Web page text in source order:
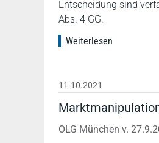
Entscheidung sind
Abs. 4 GG.
Weiterlesen
11.10.2021
OLG München v.